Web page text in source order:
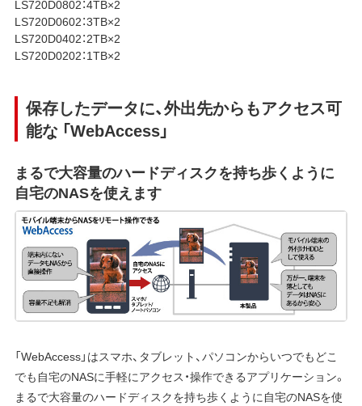
LS720D0802：4TB×2
LS720D0602：3TB×2
LS720D0402：2TB×2
LS720D0202：1TB×2
保存したデータに、外出先からもアクセス可
能な 「WebAccess」
まるで大容量のハードディスクを持ち歩くように
自宅のNASを使えます
「WebAccess」はスマホ、タブレット、パソコンからいつでもどこ
でも自宅のNASに手軽にアクセス・操作できるアプリケーション。
まるで大容量のハードディスクを持ち歩くように自宅のNASを使